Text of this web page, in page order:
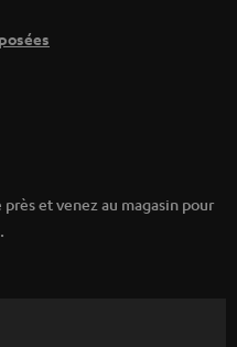
et venez au magasin pour